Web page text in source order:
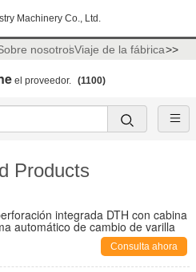
Machinery Co., Ltd.
nosotrosViaje de la fábrica>>
el proveedor. (1100)
Products
integrada DTH con cabina
automático de cambio de varilla
Consulta ahora